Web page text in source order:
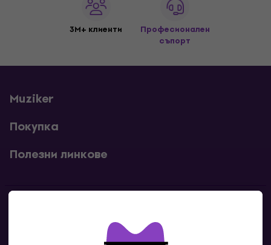
3M+ клиенти
Професионален
съпорт
Muziker
Покупка
Полезни линкове
Свържи се с нас